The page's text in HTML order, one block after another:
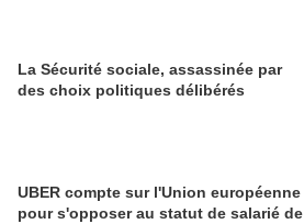
La Sécurité sociale, assassinée par
des choix politiques délibérés
UBER compte sur l'Union européenne
pour s'opposer au statut de salarié de